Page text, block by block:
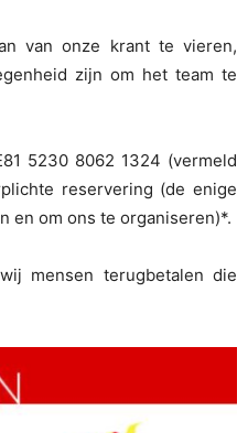
van onze krant te vieren,
zijn om het team te
5230 8062 1324 (vermeld
reservering (de enige
en om ons te organiseren)*.
mensen terugbetalen die